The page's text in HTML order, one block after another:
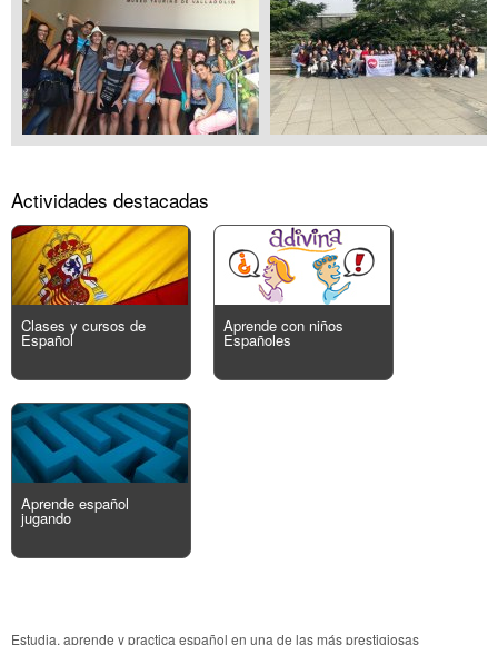
Actividades destacadas
Clases y cursos de
Español
Aprende con niños
Españoles
Aprende español
jugando
Estudia, aprende y practica español en una de las más prestigiosas